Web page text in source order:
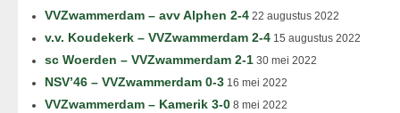
VVZwammerdam – avv Alphen 2-4 22 augustus 2022
v.v. Koudekerk – VVZwammerdam 2-4 15 augustus 2022
sc Woerden – VVZwammerdam 2-1 30 mei 2022
NSV’46 – VVZwammerdam 0-3 16 mei 2022
VVZwammerdam – Kamerik 3-0 8 mei 2022